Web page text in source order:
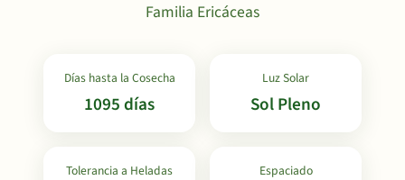
Familia Ericáceas
Días hasta la Cosecha
1095 días
Luz Solar
Sol Pleno
Tolerancia a Heladas Espaciado